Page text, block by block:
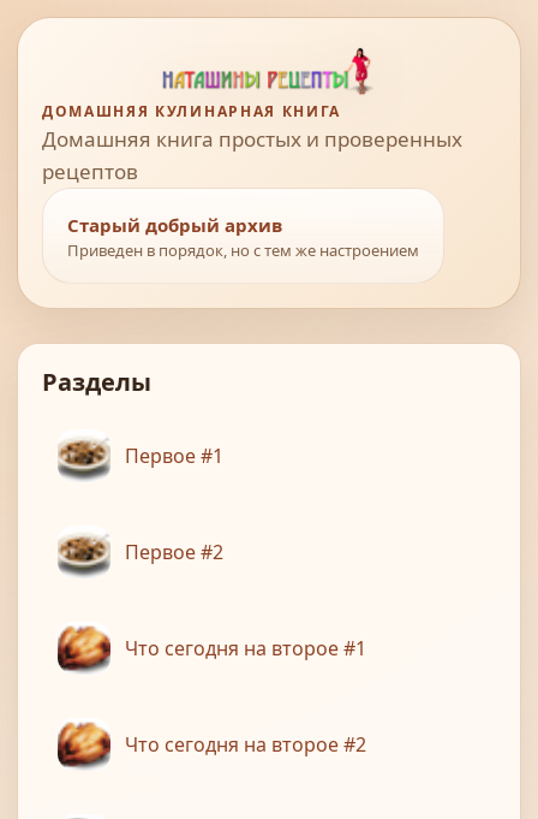
ДОМАШНЯЯ КУЛИНАРНАЯ КНИГА
Домашняя книга простых и проверенных
рецептов
Старый добрый архив
Приведен в порядок, но с тем же настроением
Разделы
Первое #1
Первое #2
Что сегодня на второе #1
Что сегодня на второе #2